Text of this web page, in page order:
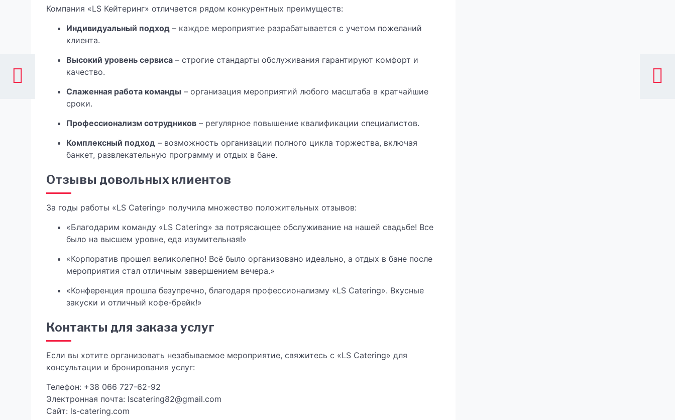
Компания «LS Кейтеринг» отличается рядом конкурентных преимуществ:
Индивидуальный подход – каждое мероприятие разрабатывается с учетом пожеланий
клиента.
Высокий уровень сервиса – строгие стандарты обслуживания гарантируют комфорт и
качество.
Слаженная работа команды – организация мероприятий любого масштаба в кратчайшие
сроки.
Профессионализм сотрудников – регулярное повышение квалификации специалистов.
Комплексный подход – возможность организации полного цикла торжества, включая
банкет, развлекательную программу и отдых в бане.
Отзывы довольных клиентов
За годы работы «LS Catering» получила множество положительных отзывов:
«Благодарим команду «LS Catering» за потрясающее обслуживание на нашей свадьбе! Все
было на высшем уровне, еда изумительная!»
«Корпоратив прошел великолепно! Всё было организовано идеально, а отдых в бане после
мероприятия стал отличным завершением вечера.»
«Конференция прошла безупречно, благодаря профессионализму «LS Catering». Вкусные
закуски и отличный кофе-брейк!»
Контакты для заказа услуг
Если вы хотите организовать незабываемое мероприятие, свяжитесь с «LS Catering» для
консультации и бронирования услуг:
Телефон: +38 066 727-62-92
Электронная почта: lscatering82@gmail.com
Сайт: ls-catering.com